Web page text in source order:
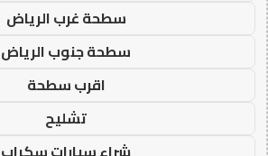
سطحة غرب الرياض
سطحة جنوب الرياض
اقرب سطحة
تشليح